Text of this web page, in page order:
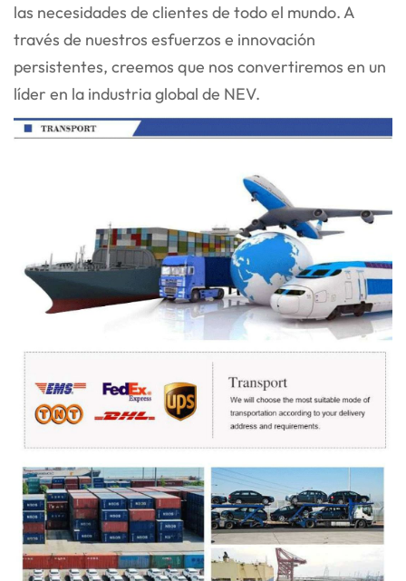
las necesidades de clientes de todo el mundo. A
través de nuestros esfuerzos e innovación
persistentes, creemos que nos convertiremos en un
líder en la industria global de NEV.